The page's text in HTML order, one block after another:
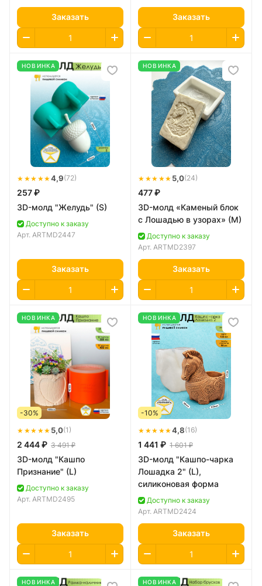
Заказать Заказать
НОВИНКА
★★★★★4,9(72)
257 ₽
3D-молд "Желудь" (S)
Доступно к заказу
Арт. ARTMD2447
Заказать
НОВИНКА
★★★★★ 5,0(24)
477 ₽
3D-молд «Каменый блок
с Лошадью в узорах» (M)
Доступно к заказу
Арт. ARTMD2397
Заказать
НОВИНКА
-30%
★★★★★ 5,0(1)
2 444 ₽ 3 491 ₽
3D-молд "Кашпо
Признание" (L)
Доступно к заказу
Арт. ARTMD2495
Заказать
НОВИНКА
-10%
★★★★★4,8(16)
1 441 ₽ 1 601 ₽
3D-молд "Кашпо-чарка
Лошадка 2" (L),
силиконовая форма
Доступно к заказу
Арт. ARTMD2424
Заказать
НОВИНКА НОВИНКА